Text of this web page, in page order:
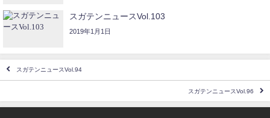
スガテンニュースVol.103
2019年1月1日
スガテンニュースVol.94
スガテンニュースVol.96